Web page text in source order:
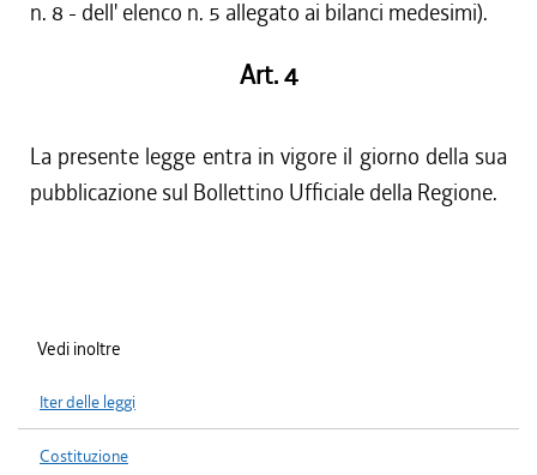
n. 8 - dell' elenco n. 5 allegato ai bilanci medesimi).
Art. 4
La presente legge entra in vigore il giorno della sua
pubblicazione sul Bollettino Ufficiale della Regione.
Vedi inoltre
Iter delle leggi
Costituzione